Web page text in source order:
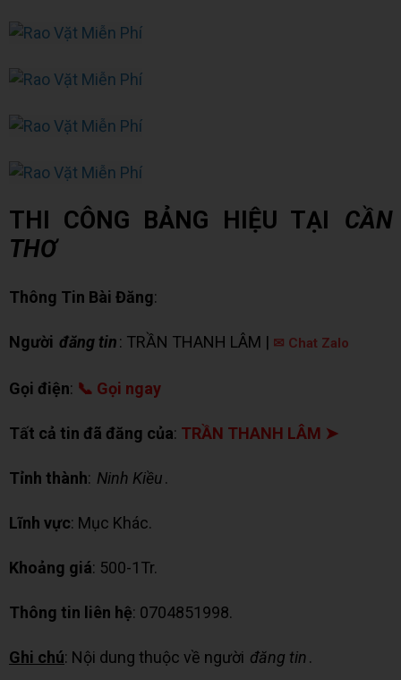
THI CÔNG BẢNG HIỆU TẠI CẦN
THƠ
Thông Tin Bài Đăng:
Người đăng tin: TRẦN THANH LÂM | ✉ Chat Zalo
Gọi điện: 📞 Gọi ngay
Tất cả tin đã đăng của: TRẦN THANH LÂM ➤
Tỉnh thành: Ninh Kiều.
Lĩnh vực: Mục Khác.
Khoảng giá: 500-1Tr.
Thông tin liên hệ: 0704851998.
Ghi chú: Nội dung thuộc về người đăng tin.